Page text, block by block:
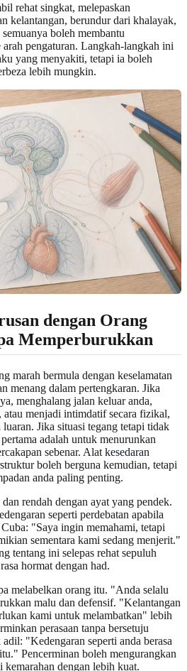
rehat singkat, melepaskan
kelantangan, berundur dari khalayak,
boleh membantu
pengaturan. Langkah-langkah ini
yang menyakiti, tetapi ia boleh
lebih mungkin.
dengan Orang
Memperburukkan
marah bermula dengan keselamatan
menang dalam pertengkaran. Jika
menghalang jalan keluar anda,
atau menjadi intimdatif secara fizikal,
Jika situasi tegang tetapi tidak
adalah untuk menurunkan
sebenar. Alat kesedaran
boleh berguna kemudian, tetapi
anda paling penting.
rendah dengan ayat yang pendek.
seperti perdebatan apabila
"Saya ingin memahami, tetapi
sementara kami sedang menjerit."
tentang ini selepas rehat sepuluh
hormat dengan had.
melabelkan orang itu. "Anda selalu
malu dan defensif. "Kelantangan
kami untuk melambatkan" lebih
perasaan tanpa bersetuju
"Kedengaran seperti anda berasa
Pencerminan boleh mengurangkan
dengan lebih kuat.